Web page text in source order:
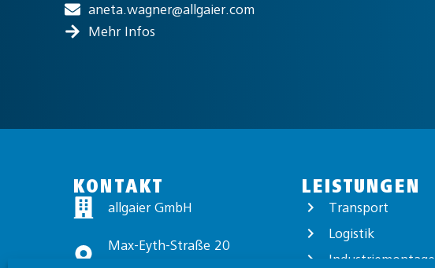
aneta.wagner@allgaier.com
Mehr Infos
KONTAKT
allgaier GmbH
Max-Eyth-Straße 20
LEISTUNGEN
Transport
Logistik
Industriemontage